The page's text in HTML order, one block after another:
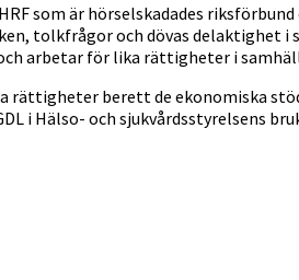
som är hörselskadades
tolkfrågor och dövas delaktighet i
arbetar för lika rättigheter i
berett de ekonomiska
i Hälso- och sjukvårdsstyrelsens